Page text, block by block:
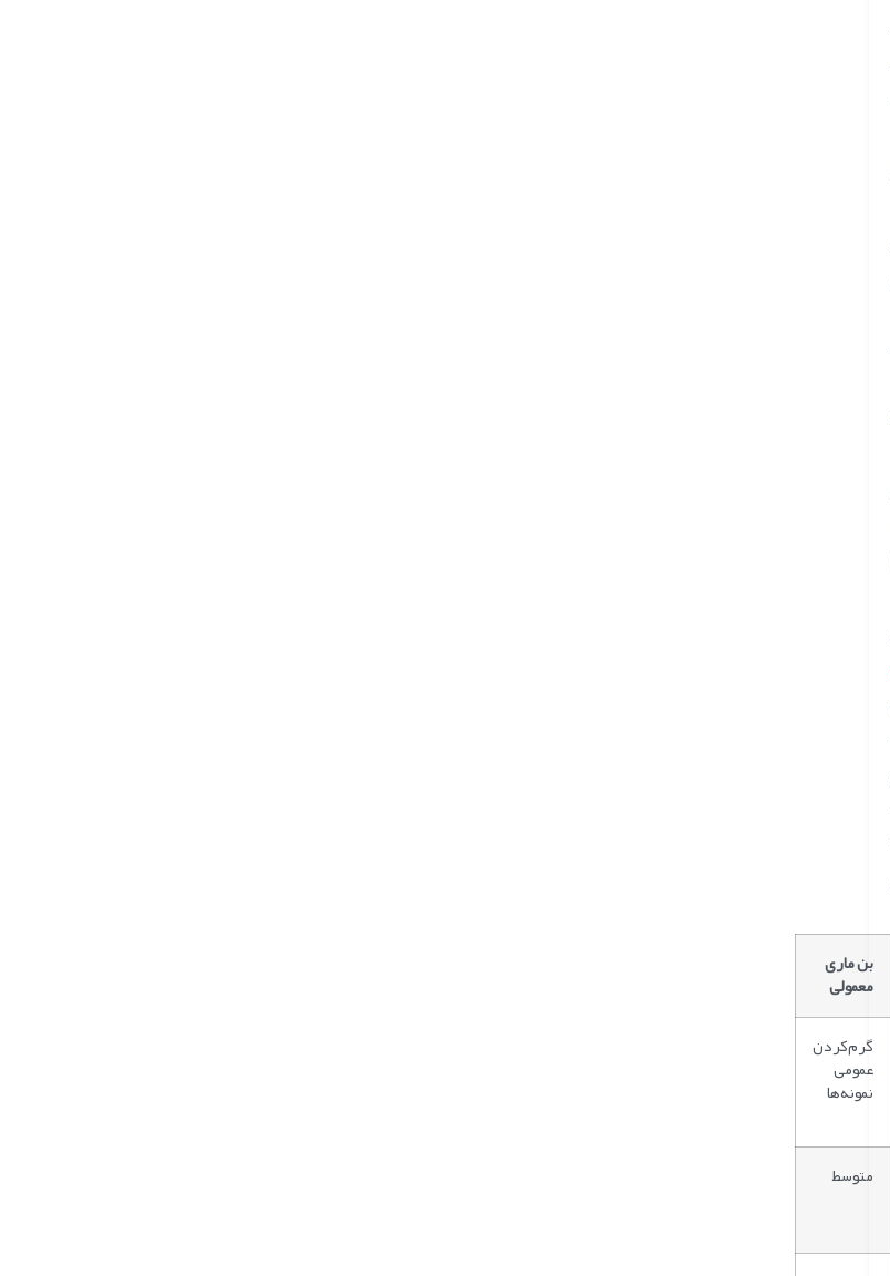
بن ماری
معمولی
گرم‌کردن
عمومی
نمونه‌ها
متوسط